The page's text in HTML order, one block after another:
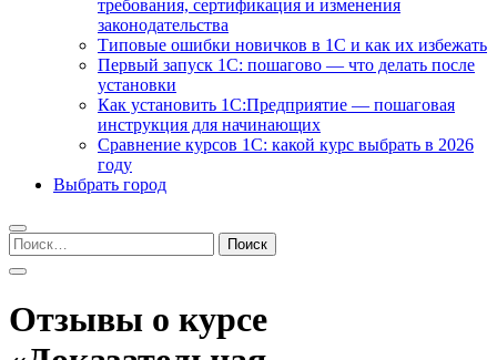
требования, сертификация и изменения
законодательства
Типовые ошибки новичков в 1С и как их избежать
Первый запуск 1С: пошагово — что делать после
установки
Как установить 1С:Предприятие — пошаговая
инструкция для начинающих
Сравнение курсов 1С: какой курс выбрать в 2026
году
Выбрать город
Найти:
Отзывы о курсе